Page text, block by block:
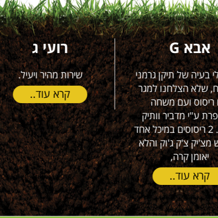
רועי ג
שירות מהיר ויעיל.
קרא עוד..
נתן דוב
שרות מעולה אמין
בטוח שאזמין כל פעם
קרא עוד..